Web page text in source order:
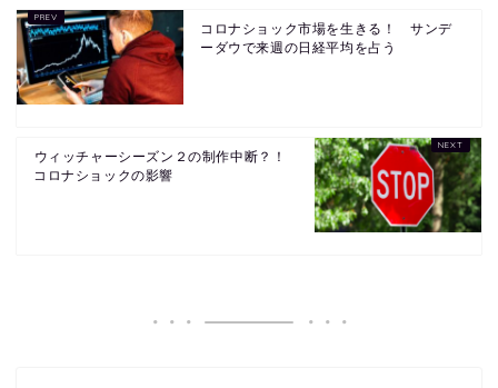
コロナショック市場を生きる！ サンデ
ーダウで来週の日経平均を占う
ウィッチャーシーズン２の制作中断？！
コロナショックの影響